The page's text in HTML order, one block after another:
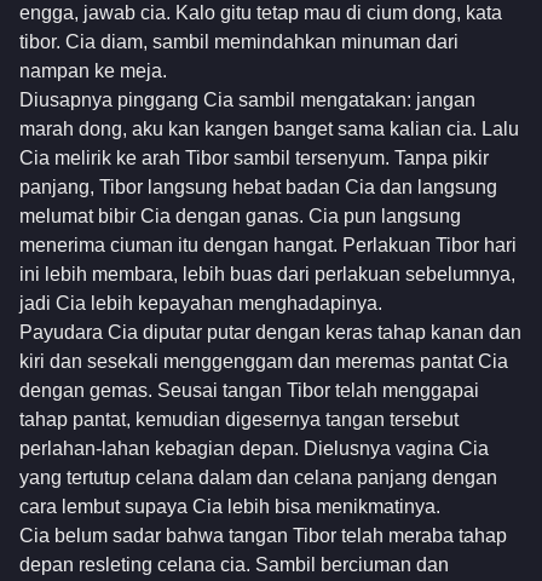
engga, jawab cia. Kalo gitu tetap mau di cium dong, kata
tibor. Cia diam, sambil memindahkan minuman dari
nampan ke meja.
Diusapnya pinggang Cia sambil mengatakan: jangan
marah dong, aku kan kangen banget sama kalian cia. Lalu
Cia melirik ke arah Tibor sambil tersenyum. Tanpa pikir
panjang, Tibor langsung hebat badan Cia dan langsung
melumat bibir Cia dengan ganas. Cia pun langsung
menerima ciuman itu dengan hangat. Perlakuan Tibor hari
ini lebih membara, lebih buas dari perlakuan sebelumnya,
jadi Cia lebih kepayahan menghadapinya.
Payudara Cia diputar putar dengan keras tahap kanan dan
kiri dan sesekali menggenggam dan meremas pantat Cia
dengan gemas. Seusai tangan Tibor telah menggapai
tahap pantat, kemudian digesernya tangan tersebut
perlahan-lahan kebagian depan. Dielusnya vagina Cia
yang tertutup celana dalam dan celana panjang dengan
cara lembut supaya Cia lebih bisa menikmatinya.
Cia belum sadar bahwa tangan Tibor telah meraba tahap
depan resleting celana cia. Sambil berciuman dan